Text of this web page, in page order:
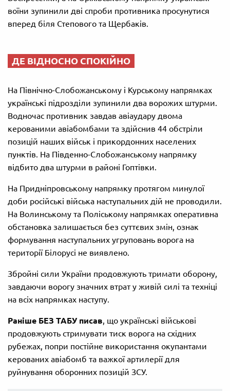
воїни зупинили дві спроби противника просунутися
вперед біля Степового та Щербаків.
ДЕ ВІДНОСНО СПОКІЙНО
На Північно-Слобожанському і Курському напрямках
українські підрозділи зупинили два ворожих штурми.
Водночас противник завдав авіаудару двома
керованими авіабомбами та здійснив 44 обстріли
позицій наших військ і прикордонних населених
пунктів. На Південно-Слобожанському напрямку
відбито два штурми в районі Гоптівки.
На Придніпровському напрямку протягом минулої
доби російські війська наступальних дій не проводили.
На Волинському та Поліському напрямках оперативна
обстановка залишається без суттєвих змін, ознак
формування наступальних угруповань ворога на
території Білорусі не виявлено.
Збройні сили України продовжують тримати оборону,
завдаючи ворогу значних втрат у живій силі та техніці
на всіх напрямках наступу.
Раніше БЕЗ ТАБУ писав, що українські військові
продовжують стримувати тиск ворога на східних
рубежах, попри постійне використання окупантами
керованих авіабомб та важкої артилерії для
руйнування оборонних позицій ЗСУ.